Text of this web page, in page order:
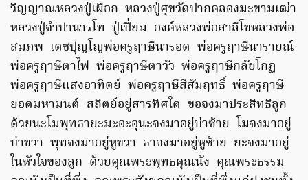
วิญญาณหลวงปู่เผือก หลวงปู่ศุขวัดปากคลองมะขามเฒ่า
หลวงปู่จำปานารโท ปู่เปี่ยม องค์หลวงพ่อสาลีโขหลวงพ่อ
สมภพ เตชปุญโญพ่อครูฤาษีนารอด พ่อครูฤาษีนารายณ์
พ่อครูฤาษีตาไฟ พ่อครูฤาษีตาวัว พ่อครูฤาษีกลัยโกฏ
พ่อครูฤาษีแสงอาทิตย์ พ่อครูฤาษีสีสัมฤทธิ์ พ่อครูฤาษี
ยอดมหามนต์ สถิตย์อยู่สารทิศใด ขอจงมาประสิทธิลูก
ด้วยนะโมพุทธายะมะอะอุนะจงมาอยู่บ่าซ้าย โมจงมาอยู่
บ่าขวา พุทจงมาอยู่หูขวา ธาจงมาอยู่หูซ้าย ยะจงมาอยู่
ในหัวใจของลูก ด้วยคุณพระพุทธคุณนัง คุณพระธรรม